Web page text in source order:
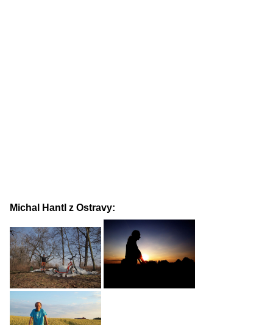
Michal Hantl z Ostravy: